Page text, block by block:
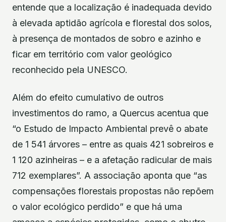
entende que a localização é inadequada devido
à elevada aptidão agrícola e florestal dos solos,
à presença de montados de sobro e azinho e
ficar em território com valor geológico
reconhecido pela UNESCO.
Além do efeito cumulativo de outros
investimentos do ramo, a Quercus acentua que
“o Estudo de Impacto Ambiental prevê o abate
de 1 541 árvores – entre as quais 421 sobreiros e
1 120 azinheiras – e a afetação radicular de mais
712 exemplares”. A associação aponta que “as
compensações florestais propostas não repõem
o valor ecológico perdido” e que há uma